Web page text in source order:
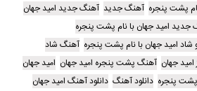
پشت پنجره آهنگ جدید آهنگ جدید امید جهان
جدید امید جهان با نام پشت پنجره
امید جهان با نام پشت پنجره آهنگ شاد
جهان آهنگ پشت پنجره امید جهان امید جهان
پنجره دانلود آهنگ دانلود آهنگ امید جهان